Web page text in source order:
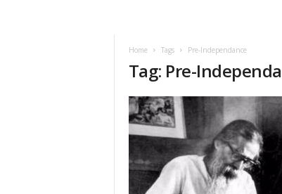
Home Tags Pre-Independance
Tag: Pre-